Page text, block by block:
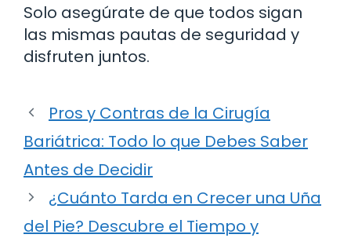
Solo asegúrate de que todos sigan
las mismas pautas de seguridad y
disfruten juntos.
Pros y Contras de la Cirugía
Bariátrica: Todo lo que Debes Saber
Antes de Decidir
¿Cuánto Tarda en Crecer una Uña
del Pie? Descubre el Tiempo y